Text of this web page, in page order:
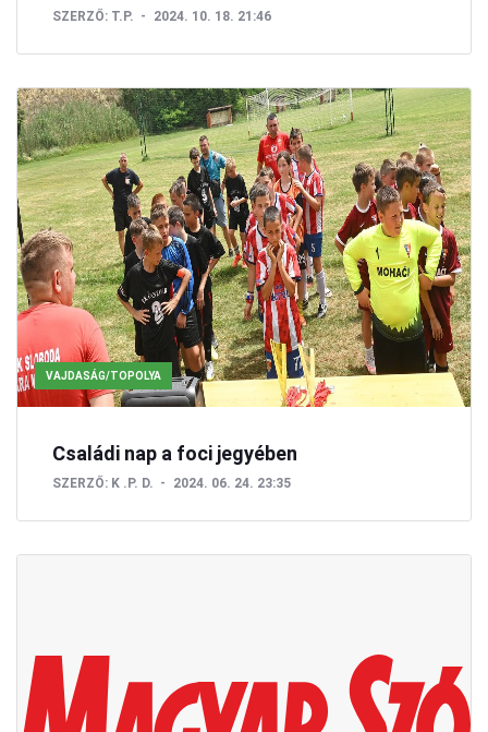
SZERZŐ: T.P. 2024. 10. 18. 21:46
VAJDASÁG/TOPOLYA
Családi nap a foci jegyében
SZERZŐ: K .P. D. 2024. 06. 24. 23:35